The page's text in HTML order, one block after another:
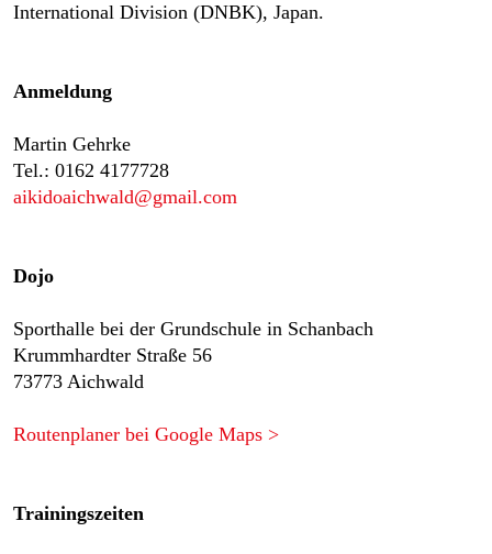
International Division (DNBK), Japan.
Anmeldung
Martin Gehrke
Tel.: 0162 4177728
aikidoaichwald@gmail.com
Dojo
Sporthalle bei der Grundschule in Schanbach
Krummhardter Straße 56
73773 Aichwald
Routenplaner bei Google Maps >
Trainingszeiten